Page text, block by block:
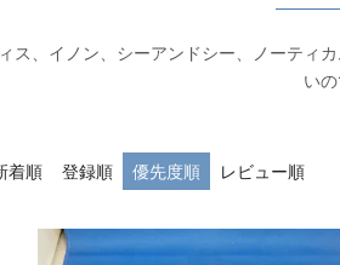
ス、イノン、シーアンドシー、ノーティ
い
着順 登録順 優先度順 レビュー順